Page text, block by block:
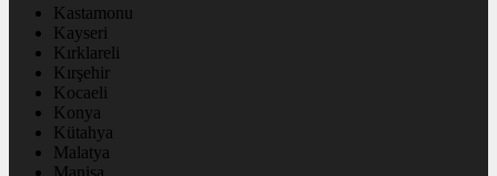
Kastamonu
Kayseri
Kırklareli
Kırşehir
Kocaeli
Konya
Kütahya
Malatya
Manisa